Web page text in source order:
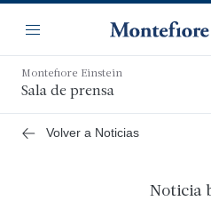
contenido
principal
Navegación
Menú
Montefiore Einstein
Sala de prensa
Volver a Noticias
Noticia